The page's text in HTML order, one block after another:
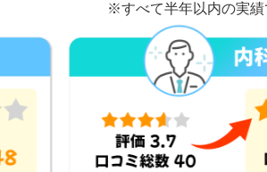
※すべて半年以内の実績